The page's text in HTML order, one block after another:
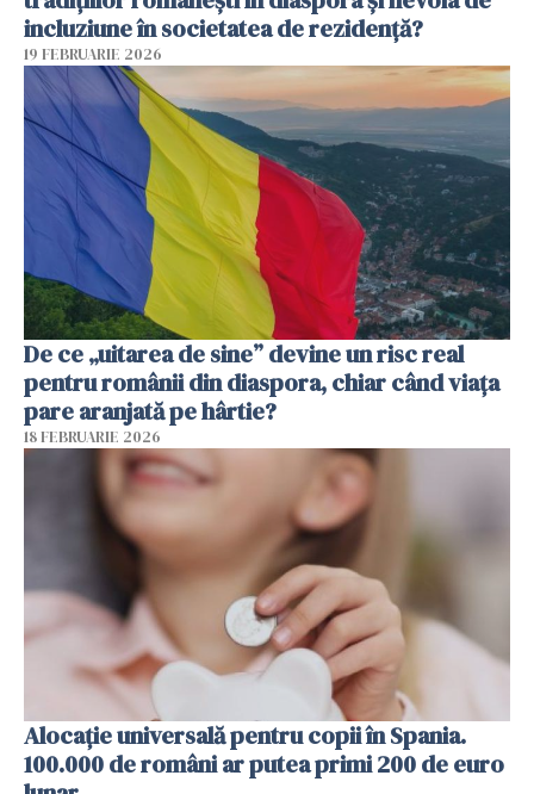
incluziune în societatea de rezidență?
19 FEBRUARIE 2026
De ce „uitarea de sine” devine un risc real
pentru românii din diaspora, chiar când viața
pare aranjată pe hârtie?
18 FEBRUARIE 2026
Alocație universală pentru copii în Spania.
100.000 de români ar putea primi 200 de euro